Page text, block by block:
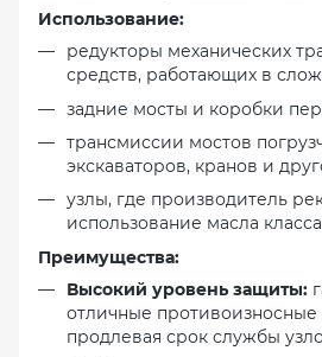
Использование:
редукторы механических
средств, работающих в
задние мосты и коробки
трансмиссии мостов
экскаваторов, кранов и
узлы, где производитель
использование масла класса
Преимущества:
Высокий уровень защиты:
отличные противоизносные
продлевая срок службы